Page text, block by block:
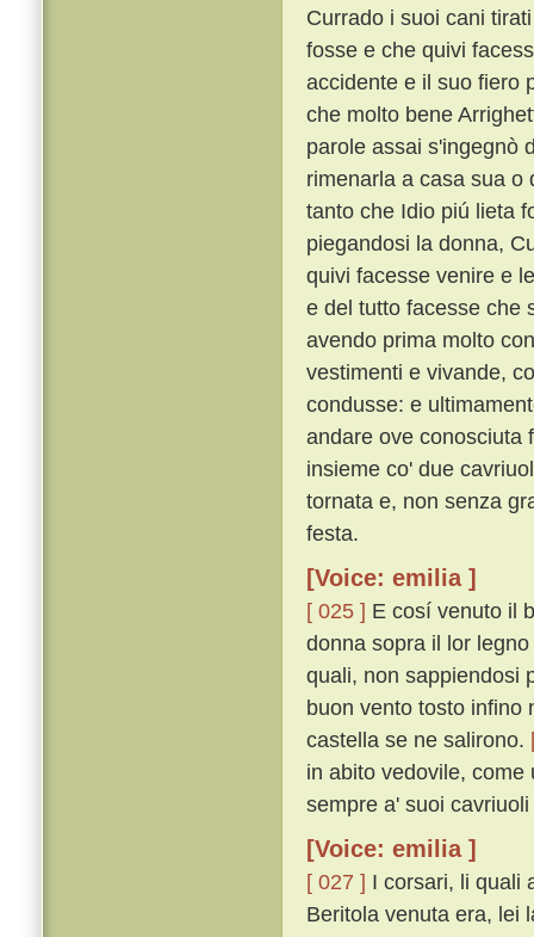
Currado i suoi cani
fosse e che quivi
accidente e il suo fiero
che molto bene
parole assai s'ingegnò
rimenarla a casa sua o
tanto che Idio piú lieta
piegandosi la donna,
quivi facesse venire e
e del tutto facesse che
avendo prima molto
vestimenti e vivande,
condusse: e
andare ove conosciuta
insieme co' due
tornata e, non senza
festa.
[Voice: emilia ]
[ 025 ] E cosí venuto il
donna sopra il lor
quali, non sappiendosi
buon vento tosto infino
castella se ne salirono.
in abito vedovile,
sempre a' suoi
[Voice: emilia ]
[ 027 ] I corsari, li quali
Beritola venuta era, lei